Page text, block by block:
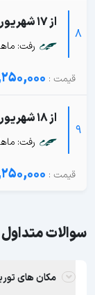
8
از 17 شهریور تا 21 شهریور
رفت:
9
از 18 شهریور تا 22 شهریور
رفت:
سوالات متداول
مکان های